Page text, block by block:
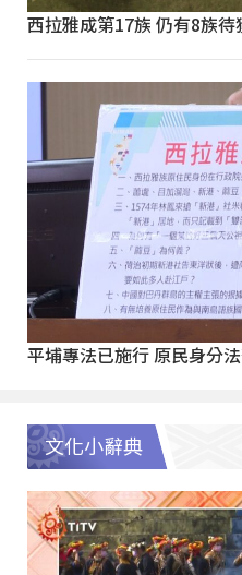
西拉雅成第17族 仍有8族
平埔專法已施行 原民身分
文化小辭典